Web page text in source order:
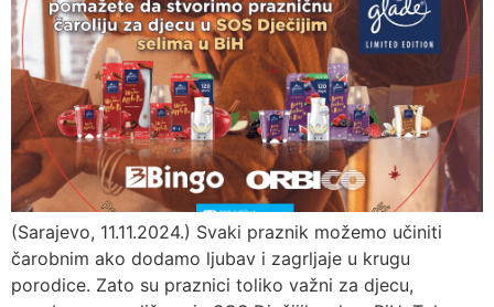
(Sarajevo, 11.11.2024.) Svaki praznik možemo učiniti
čarobnim ako dodamo ljubav i zagrljaje u krugu
porodice. Zato su praznici toliko važni za djecu,